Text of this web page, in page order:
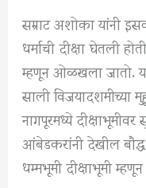
सम्राट अशोका यांनी
धर्माची दीक्षा घेतली
म्हणून ओळखला जातो.
साली विजयादशमीच्या
नागपूरमध्ये
आंबेडकरांनी देखील
धम्मभूमी दीक्षाभूमी